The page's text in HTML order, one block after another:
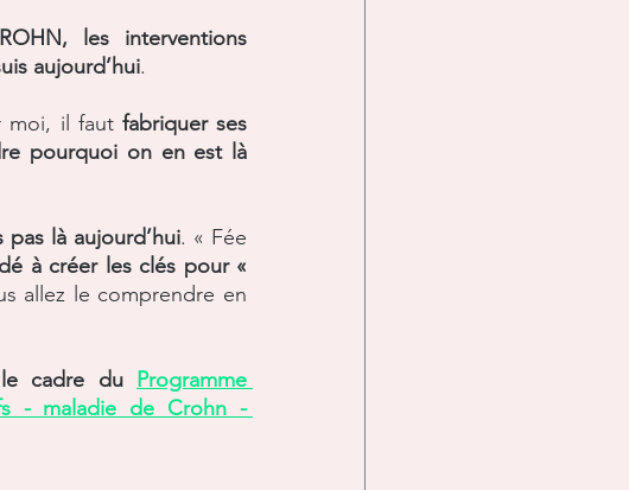
les interventions
aujourd’hui.
moi, il faut fabriquer ses
pourquoi on en est là
là aujourd’hui. « Fée
à créer les clés pour «
allez le comprendre en
cadre du Programme
- maladie de Crohn -